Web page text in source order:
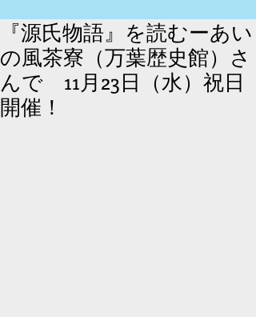
『源氏物語』を読むーあい
の風茶寮（万葉歴史館）さ
んで 11月23日（水）祝日
開催！